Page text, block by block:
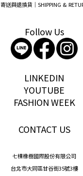
寄送與退換貨｜SHIPPING &
Follow Us
LINKEDIN
YOUTUBE
FASHION WEEK
CONTACT US
七棵橡樹國際股份有限公司
台北市大同區甘谷街35號3樓